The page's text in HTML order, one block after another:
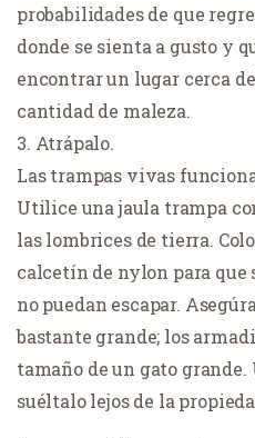
probabilidades de que
donde se sienta a gusto y
encontrar un lugar cerca
cantidad de maleza.
Atrápalo.
Las trampas vivas
Utilice una jaula trampa
las lombrices de tierra.
calcetín de nylon para que
no puedan escapar.
bastante grande; los
tamaño de un gato grande.
suéltalo lejos de la